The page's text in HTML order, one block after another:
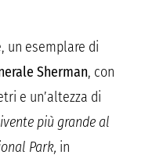
un esemplare di
Sherman, con
e un’altezza di
più grande al
Park, in